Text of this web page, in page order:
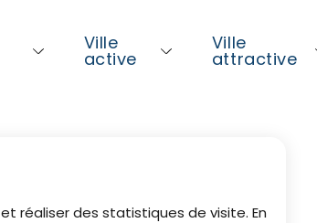
réaliser des statistiques de visite. En
Ville
active
Ville
attractive